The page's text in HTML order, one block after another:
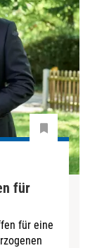
für
für eine